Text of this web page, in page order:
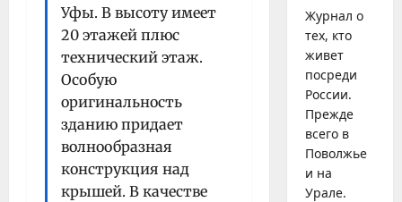
Уфы. В высоту имеет
20 этажей плюс
технический этаж.
Особую
оригинальность
зданию придает
волнообразная
конструкция над
крышей. В качестве
Журнал о
тех, кто
живет
посреди
России.
Прежде
всего в
Поволжье
и на
Урале.